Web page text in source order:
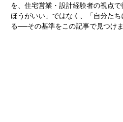
を、住宅営業・設計経験者の視点
ほうがいい」ではなく、「自分た
る──その基準をこの記事で見つけま